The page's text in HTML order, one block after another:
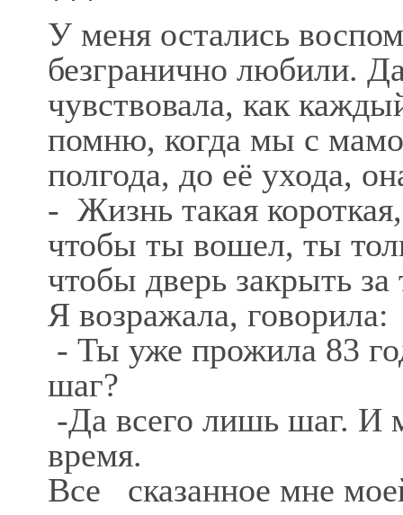
У меня остались
безгранично любили.
чувствовала, как
помню, когда мы с
полгода, до её ухода,
- Жизнь такая
чтобы ты вошел, ты
чтобы дверь закрыть
Я возражала, говорила:
- Ты уже прожила 83
шаг?
-Да всего лишь шаг. И
время.
Все сказанное мне